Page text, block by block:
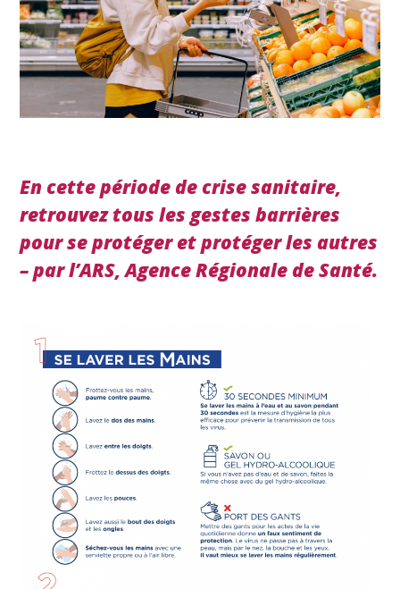
En cette période de crise sanitaire,
retrouvez tous les gestes barrières
pour se protéger et protéger les autres
– par l’ARS, Agence Régionale de Santé.